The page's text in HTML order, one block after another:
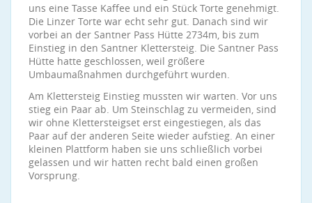
uns eine Tasse Kaffee und ein Stück Torte genehmigt.
Die Linzer Torte war echt sehr gut. Danach sind wir
vorbei an der Santner Pass Hütte 2734m, bis zum
Einstieg in den Santner Klettersteig. Die Santner Pass
Hütte hatte geschlossen, weil größere
Umbaumaßnahmen durchgeführt wurden.
Am Klettersteig Einstieg mussten wir warten. Vor uns
stieg ein Paar ab. Um Steinschlag zu vermeiden, sind
wir ohne Klettersteigset erst eingestiegen, als das
Paar auf der anderen Seite wieder aufstieg. An einer
kleinen Plattform haben sie uns schließlich vorbei
gelassen und wir hatten recht bald einen großen
Vorsprung.